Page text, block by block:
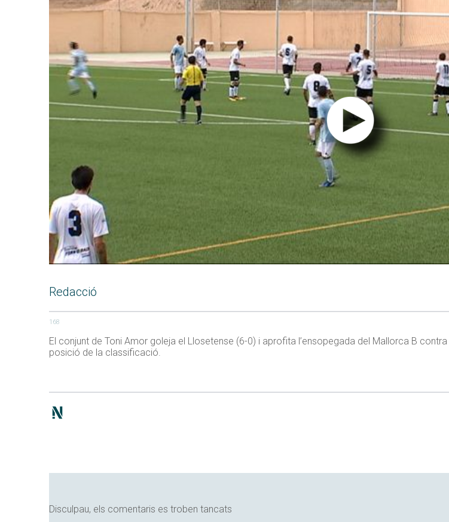
Redacció
168
El conjunt de Toni Amor goleja el Llosetense (6-0) i aprofita l’ensopegada del Mallorca B
posició de la classificació.
Disculpau, els comentaris es troben tancats